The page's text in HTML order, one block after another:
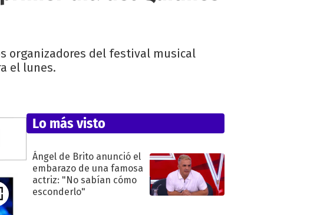
organizadores del festival musical
el lunes.
Lo más visto
Ángel de Brito anunció el
embarazo de una famosa
actriz: "No sabían cómo
esconderlo"